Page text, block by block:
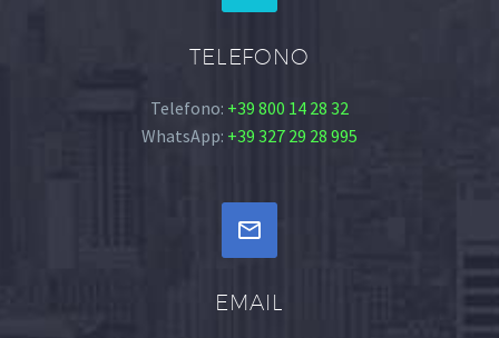
TELEFONO
Telefono: +39 800 14 28 32
WhatsApp: +39 327 29 28 995


EMAIL